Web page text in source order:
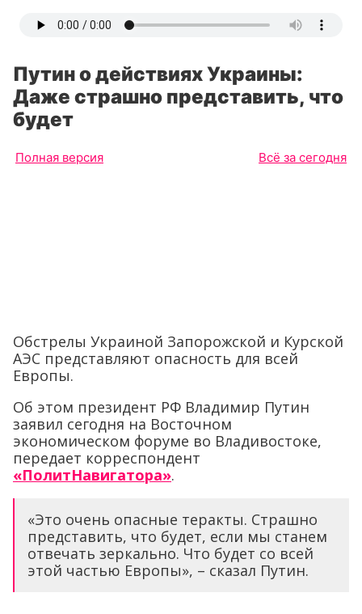
Путин о действиях Украины:
Даже страшно представить, что
будет
Полная версия Всё за сегодня
Обстрелы Украиной Запорожской и Курской
АЭС представляют опасность для всей
Европы.
Об этом президент РФ Владимир Путин
заявил сегодня на Восточном
экономическом форуме во Владивостоке,
передает корреспондент
«ПолитНавигатора».
«Это очень опасные теракты. Страшно
представить, что будет, если мы станем
отвечать зеркально. Что будет со всей
этой частью Европы», – сказал Путин.